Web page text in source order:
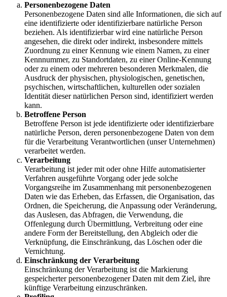
Personenbezogene Daten
Personenbezogene Daten sind alle Informationen, die sich auf
eine identifizierte oder identifizierbare natürliche Person
beziehen. Als identifizierbar wird eine natürliche Person
angesehen, die direkt oder indirekt, insbesondere mittels
Zuordnung zu einer Kennung wie einem Namen, zu einer
Kennnummer, zu Standortdaten, zu einer Online-Kennung
oder zu einem oder mehreren besonderen Merkmalen, die
Ausdruck der physischen, physiologischen, genetischen,
psychischen, wirtschaftlichen, kulturellen oder sozialen
Identität dieser natürlichen Person sind, identifiziert werden
kann.
Betroffene Person
Betroffene Person ist jede identifizierte oder identifizierbare
natürliche Person, deren personenbezogene Daten von dem
für die Verarbeitung Verantwortlichen (unser Unternehmen)
verarbeitet werden.
Verarbeitung
Verarbeitung ist jeder mit oder ohne Hilfe automatisierter
Verfahren ausgeführte Vorgang oder jede solche
Vorgangsreihe im Zusammenhang mit personenbezogenen
Daten wie das Erheben, das Erfassen, die Organisation, das
Ordnen, die Speicherung, die Anpassung oder Veränderung,
das Auslesen, das Abfragen, die Verwendung, die
Offenlegung durch Übermittlung, Verbreitung oder eine
andere Form der Bereitstellung, den Abgleich oder die
Verknüpfung, die Einschränkung, das Löschen oder die
Vernichtung.
Einschränkung der Verarbeitung
Einschränkung der Verarbeitung ist die Markierung
gespeicherter personenbezogener Daten mit dem Ziel, ihre
künftige Verarbeitung einzuschränken.